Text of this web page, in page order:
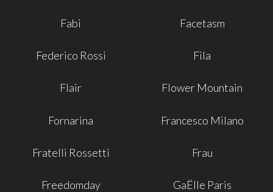
Fabi Facetasm
Federico Rossi Fila
Flair Flower Mountain
Fornarina Francesco Milano
Fratelli Rossetti Frau
Freedomday GaËlle Paris